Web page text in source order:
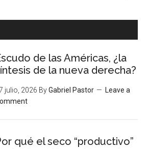
de las Américas, ¿la
de la nueva derecha?
julio, 2026 ByGabriel Pastor
Leave a
qué el seco “productivo”